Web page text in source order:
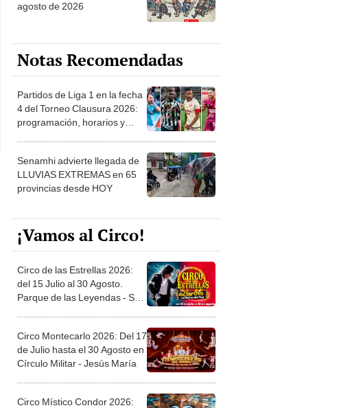
agosto de 2026
Notas Recomendadas
Partidos de Liga 1 en la fecha
4 del Torneo Clausura 2026:
programación, horarios y
Senamhi advierte llegada de
LLUVIAS EXTREMAS en 65
provincias desde HOY
¡Vamos al Circo!
Circo de las Estrellas 2026:
del 15 Julio al 30 Agosto.
Parque de las Leyendas - San
Circo Montecarlo 2026: Del 17
de Julio hasta el 30 Agosto en
Círculo Militar - Jesús María
Circo Místico Condor 2026: